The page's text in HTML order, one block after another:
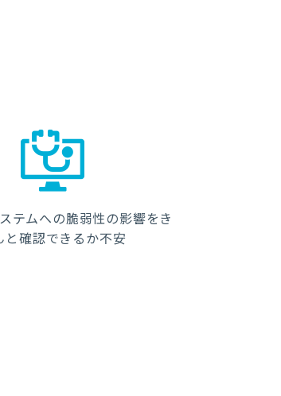
テムへの脆弱性の影響をき
と確認できるか不安